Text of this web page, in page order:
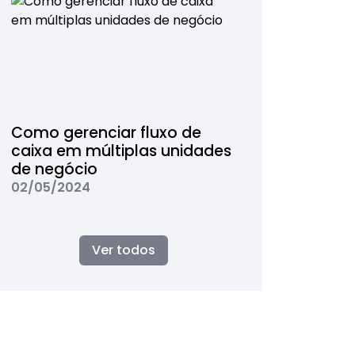
Como gerenciar fluxo de
caixa em múltiplas unidades
de negócio
02/05/2024
Ver todos